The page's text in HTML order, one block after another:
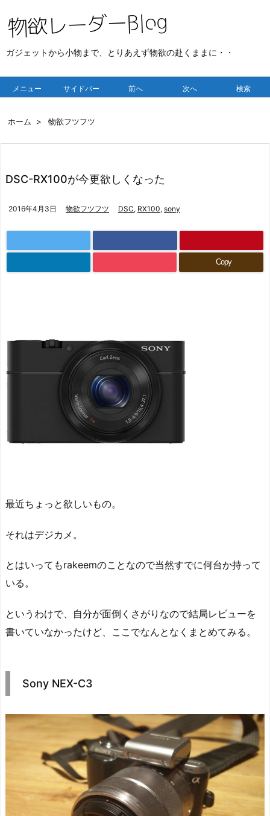
ガジェットから小物まで、とりあえず物欲の赴くままに・・
メニュー サイドバー 前へ 次へ 検索
ホーム > 物欲フツフツ
DSC-RX100が今更欲しくなった
2016年4月3日 物欲フツフツ DSC, RX100, sony
Copy
最近ちょっと欲しいもの。
それはデジカメ。
とはいってもrakeemのことなので当然すでに何台か持って
いる。
というわけで、自分が面倒くさがりなので結局レビューを
書いていなかったけど、ここでなんとなくまとめてみる。
Sony NEX-C3